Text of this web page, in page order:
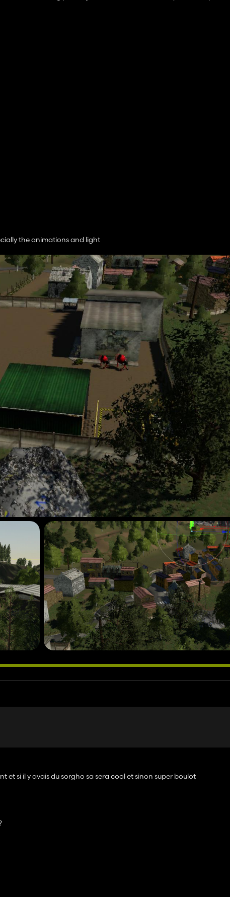
the animations and light
et si il y avais du sorgho sa sera cool et sinon super boulot